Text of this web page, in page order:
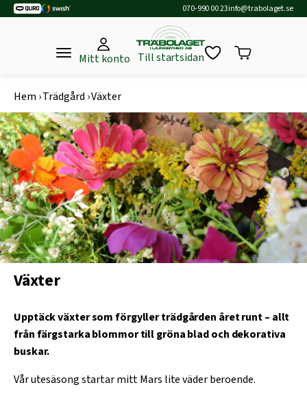
070-990 00 23info@trabolaget.se
Mitt konto Till startsidan
Hem ›Trädgård ›Växter
Växter
Upptäck växter som förgyller trädgården året runt – allt
från färgstarka blommor till gröna blad och dekorativa
buskar.
Vår utesäsong startar mitt Mars lite väder beroende.